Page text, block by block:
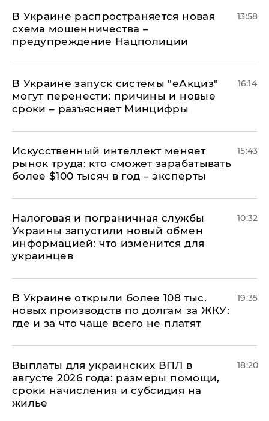
В Украине распространяется новая
схема мошенничества –
предупреждение Нацполиции
13:58
В Украине запуск системы "еАкциз"
могут перенести: причины и новые
сроки – разъясняет Минцифры
16:14
Искусственный интеллект меняет
рынок труда: кто сможет зарабатывать
более $100 тысяч в год – эксперты
15:43
Налоговая и пограничная службы
Украины запустили новый обмен
информацией: что изменится для
украинцев
10:32
В Украине открыли более 108 тыс.
новых производств по долгам за ЖКУ:
где и за что чаще всего не платят
19:35
Выплаты для украинских ВПЛ в
августе 2026 года: размеры помощи,
сроки начисления и субсидия на
жилье
18:20